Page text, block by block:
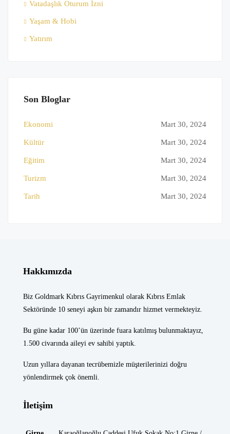
Vatadaşlık Oturum İzni
Yaşam & Hobi
Yatırım
Son Bloglar
Ekonomi Mart 30, 2024
Kültür Mart 30, 2024
Eğitim Mart 30, 2024
Turizm Mart 30, 2024
Tarih Mart 30, 2024
Hakkımızda
Biz Goldmark Kıbrıs Gayrimenkul olarak Kıbrıs Emlak
Sektöründe 10 seneyi aşkın bir zamandır hizmet vermekteyiz.
Bu güne kadar 100’ün üzerinde fuara katılmış bulunmaktayız,
1.500 civarında aileyi ev sahibi yaptık.
Uzun yıllara dayanan tecrübemizle müşterilerinizi doğru
yönlendirmek çok önemli.
İletişim